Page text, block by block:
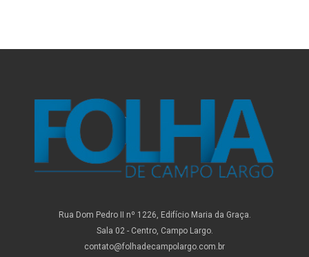
Rua Dom Pedro II nº 1226, Edifício Maria da Graça.
Sala 02 - Centro, Campo Largo.
contato@folhadecampolargo.com.br